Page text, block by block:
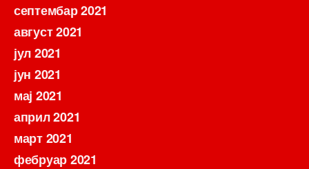
септембар 2021
август 2021
јул 2021
јун 2021
мај 2021
април 2021
март 2021
фебруар 2021